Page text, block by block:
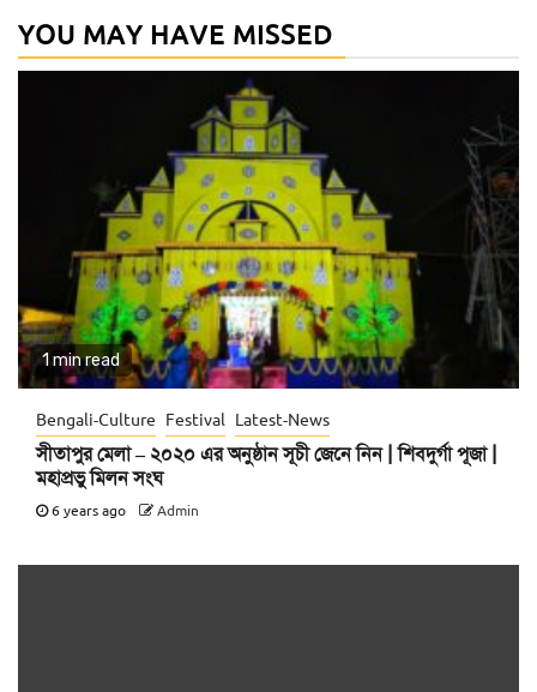
YOU MAY HAVE MISSED
1 min read
Bengali-Culture Festival Latest-News
সীতাপুর মেলা – ২০২০ এর অনুষ্ঠান সূচী জেনে নিন | শিবদুর্গা পূজা |
মহাপ্রভু মিলন সংঘ
6 years ago Admin